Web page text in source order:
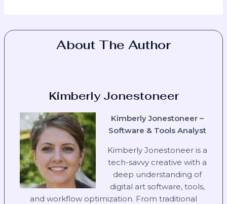
About The Author
Kimberly Jonestoneer
Kimberly Jonestoneer –
Software & Tools Analyst
Kimberly Jonestoneer is a
tech-savvy creative with a
deep understanding of
digital art software, tools,
and workflow optimization. From traditional